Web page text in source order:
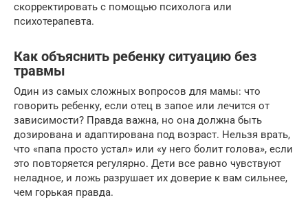
скорректировать с помощью психолога или
психотерапевта.
Как объяснить ребенку ситуацию без
травмы
Один из самых сложных вопросов для мамы: что
говорить ребенку, если отец в запое или лечится от
зависимости? Правда важна, но она должна быть
дозирована и адаптирована под возраст. Нельзя врать,
что «папа просто устал» или «у него болит голова», если
это повторяется регулярно. Дети все равно чувствуют
неладное, и ложь разрушает их доверие к вам сильнее,
чем горькая правда.